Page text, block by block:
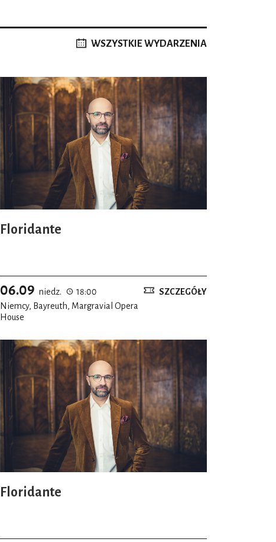
WSZYSTKIE WYDARZENIA
Floridante
06.09 niedz.
18:00
Niemcy, Bayreuth, Margravial Opera
House
SZCZEGÓŁY
Floridante